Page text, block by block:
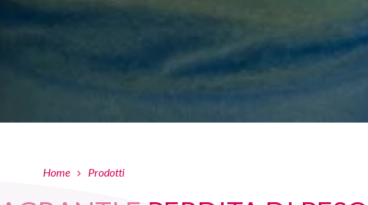
Home Prodotti